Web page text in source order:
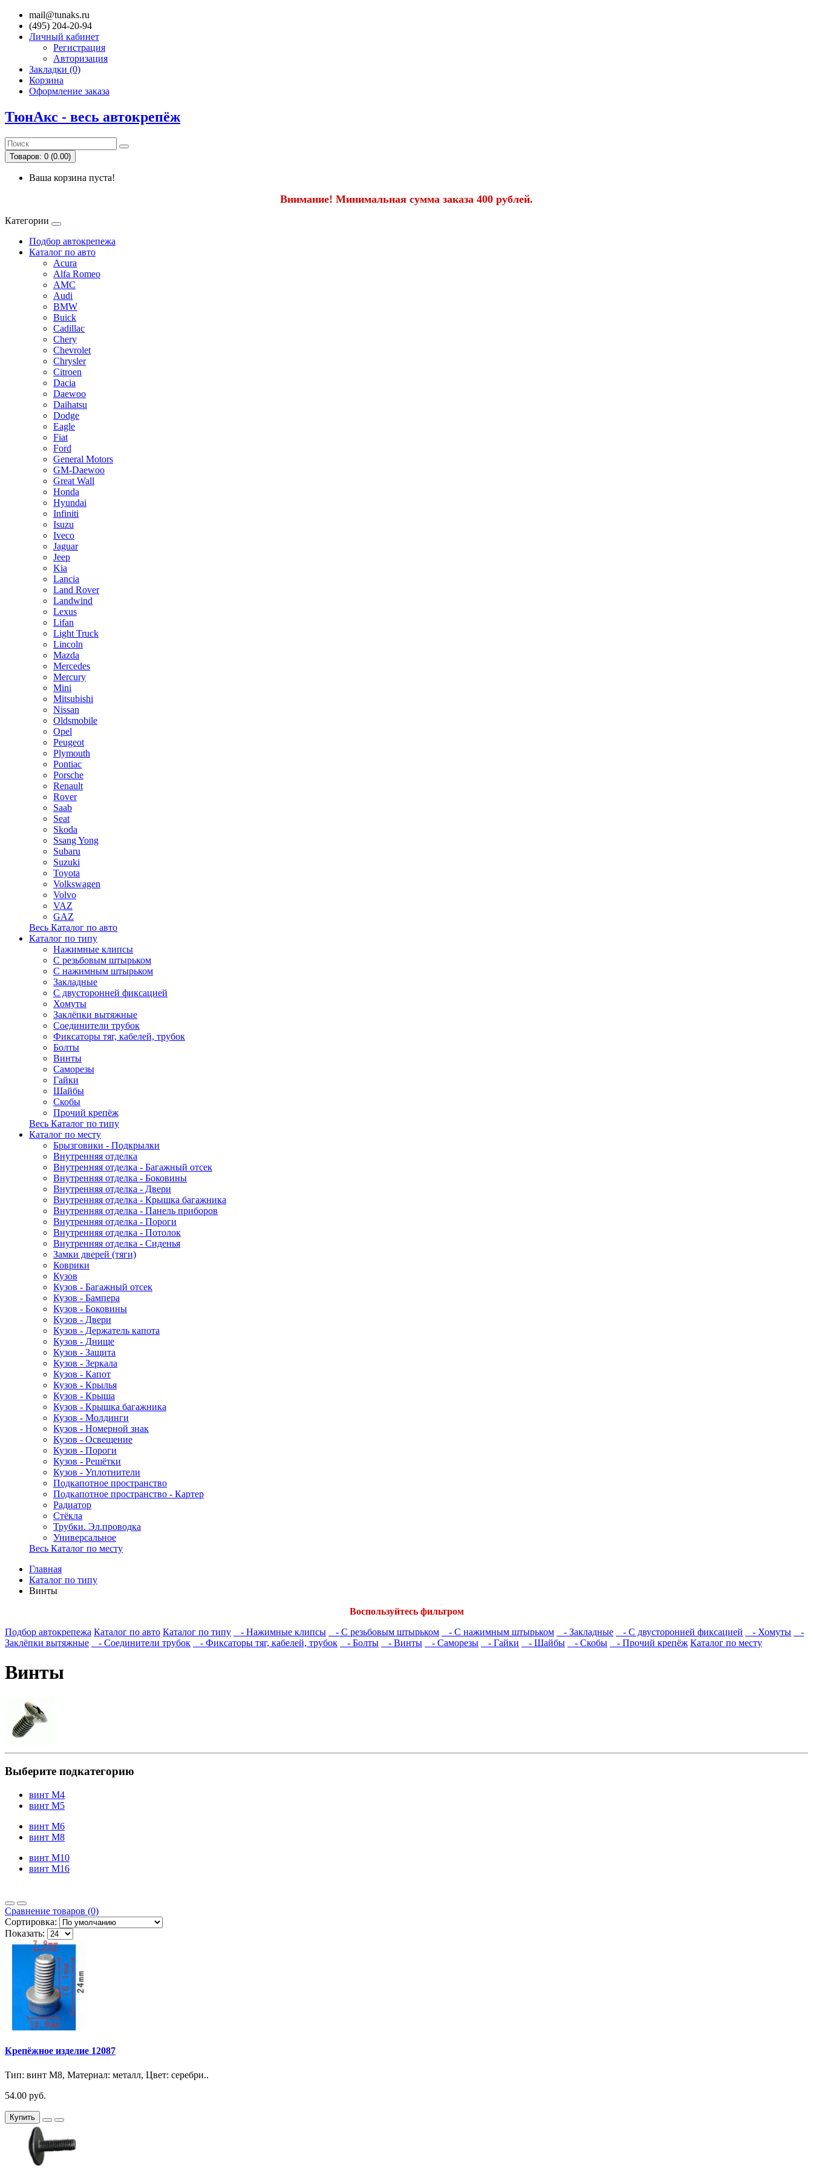
mail@tunaks.ru
(495) 204-20-94
Личный кабинет
Регистрация
Авторизация
Закладки (0)
Корзина
Оформление заказа
ТюнАкс - весь автокрепёж
Товаров: 0 (0.00)
Ваша корзина пуста!
Внимание! Минимальная сумма заказа 400 рублей.
Категории
Подбор автокрепежа
Каталог по авто
Acura
Alfa Romeo
AMC
Audi
BMW
Buick
Cadillac
Chery
Chevrolet
Chrysler
Citroen
Dacia
Daewoo
Daihatsu
Dodge
Eagle
Fiat
Ford
General Motors
GM-Daewoo
Great Wall
Honda
Hyundai
Infiniti
Isuzu
Iveco
Jaguar
Jeep
Kia
Lancia
Land Rover
Landwind
Lexus
Lifan
Light Truck
Lincoln
Mazda
Mercedes
Mercury
Mini
Mitsubishi
Nissan
Oldsmobile
Opel
Peugeot
Plymouth
Pontiac
Porsche
Renault
Rover
Saab
Seat
Skoda
Ssang Yong
Subaru
Suzuki
Toyota
Volkswagen
Volvo
VAZ
GAZ
Весь Каталог по авто
Каталог по типу
Нажимные клипсы
С резьбовым штырьком
С нажимным штырьком
Закладные
С двусторонней фиксацией
Хомуты
Заклёпки вытяжные
Соединители трубок
Фиксаторы тяг, кабелей, трубок
Болты
Винты
Саморезы
Гайки
Шайбы
Скобы
Прочий крепёж
Весь Каталог по типу
Каталог по месту
Брызговики - Подкрылки
Внутренняя отделка
Внутренняя отделка - Багажный отсек
Внутренняя отделка - Боковины
Внутренняя отделка - Двери
Внутренняя отделка - Крышка багажника
Внутренняя отделка - Панель приборов
Внутренняя отделка - Пороги
Внутренняя отделка - Потолок
Внутренняя отделка - Сиденья
Замки дверей (тяги)
Коврики
Кузов
Кузов - Багажный отсек
Кузов - Бампера
Кузов - Боковины
Кузов - Двери
Кузов - Держатель капота
Кузов - Днище
Кузов - Защита
Кузов - Зеркала
Кузов - Капот
Кузов - Крылья
Кузов - Крыша
Кузов - Крышка багажника
Кузов - Молдинги
Кузов - Номерной знак
Кузов - Освещение
Кузов - Пороги
Кузов - Решётки
Кузов - Уплотнители
Подкапотное пространство
Подкапотное пространство - Картер
Радиатор
Стёкла
Трубки. Эл.проводка
Универсальное
Весь Каталог по месту
Главная
Каталог по типу
Винты
Воспользуйтесь фильтром
Подбор автокрепежа Каталог по авто Каталог по типу - Нажимные клипсы - С резьбовым штырьком - С нажимным штырьком - Закладные - С двусторонней фиксацией - Хомуты
-
Заклёпки вытяжные
- Соединители трубок - Фиксаторы тяг, кабелей, трубок - Болты - Винты - Саморезы - Гайки - Шайбы - Скобы - Прочий крепёж Каталог по месту
Винты
Выберите подкатегорию
винт М4
винт М5
винт М6
винт М8
винт М10
винт М16
Сравнение товаров (0)
Сортировка:
Показать:
Крепёжное изделие 12087
Тип: винт М8, Материал: металл, Цвет: серебри..
54.00 руб.
Купить